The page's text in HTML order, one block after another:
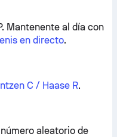
Mantenente al día con
en directo.
C / Haase R.
aleatorio de